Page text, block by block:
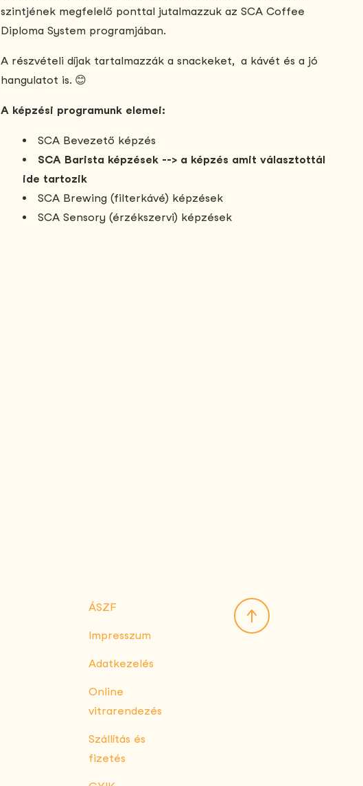
szintjének megfelelő ponttal jutalmazzuk az SCA Coffee
Diploma System programjában.
A részvételi díjak tartalmazzák a snackeket, a kávét és a jó
hangulatot is. 😊
A képzési programunk elemei:
SCA Bevezető képzés
SCA Barista képzések --> a képzés amit választottál
ide tartozik
SCA Brewing (filterkávé) képzések
SCA Sensory (érzékszervi) képzések
ÁSZF
Impresszum
Adatkezelés
Online
vitrarendezés
Szállítás és
fizetés